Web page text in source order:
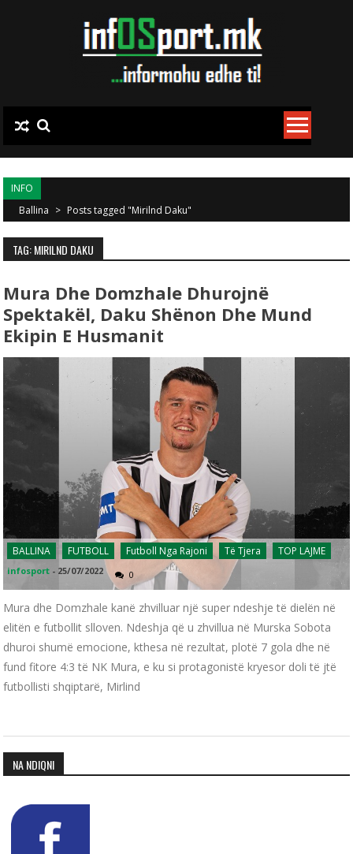
INFO
Ballina > Posts tagged "Mirilnd Daku"
TAG: MIRILND DAKU
Mura Dhe Domzhale Dhurojnë
Spektakël, Daku Shënon Dhe Mund
Ekipin E Husmanit
BALLINA FUTBOLL Futboll Nga Rajoni Të Tjera TOP LAJME
infosport - 25/07/2022 0
Mura dhe Domzhale kanë zhvilluar një super ndeshje të dielën në
elitën e futbollit slloven. Ndeshja që u zhvillua në Murska Sobota
dhuroi shumë emocione, kthesa në rezultat, plotë 7 gola dhe në
fund fitore 4:3 të NK Mura, e ku si protagonistë kryesor doli të jtë
futbollisti shqiptarë, Mirlind
NA NDIQNI